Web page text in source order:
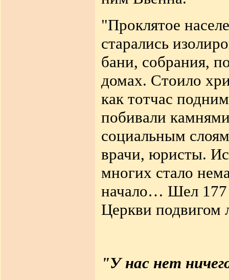
"Проклятое
старались
бани, собрания,
домах. Стоило
как тотчас
побивали
социальным
врачи, юристы.
многих стало
начало… Шел 177
Церкви подвигом
"У нас нет